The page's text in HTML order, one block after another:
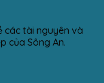
các tài nguyên và
của Sông An.